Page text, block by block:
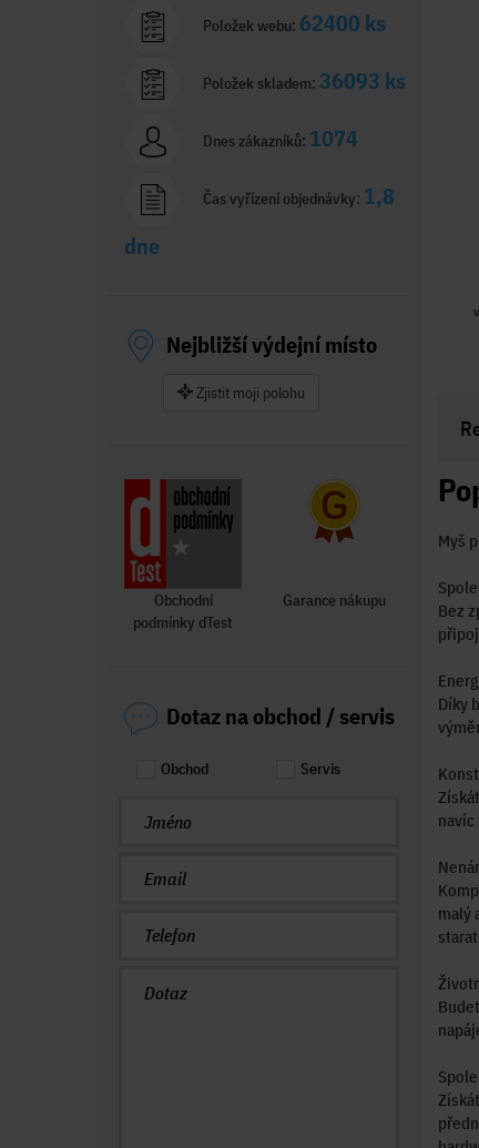
Myš
Bez
Díky
malý
Položek webu: 62400 ks
Položek skladem: 36093 ks
Dnes zákazníků: 1074
Čas vyřízení objednávky: 1,8
dne
Nejbližší výdejní místo
Zjistit moji polohu
Obchodní
podmínky dTest
Garance nákupu
Dotaz na obchod / servis
Obchod Servis